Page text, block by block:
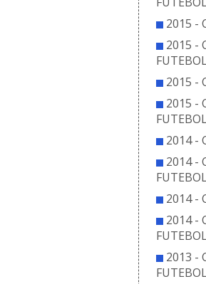
2015 -
2015 -
2015 -
2015 -
2014 -
2014 -
2014 -
2014 -
2013 -